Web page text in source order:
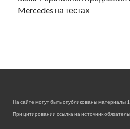
Mercedes на тестах
На сайте могут быть опубликованы материалы
При цитировании ссылка на источник